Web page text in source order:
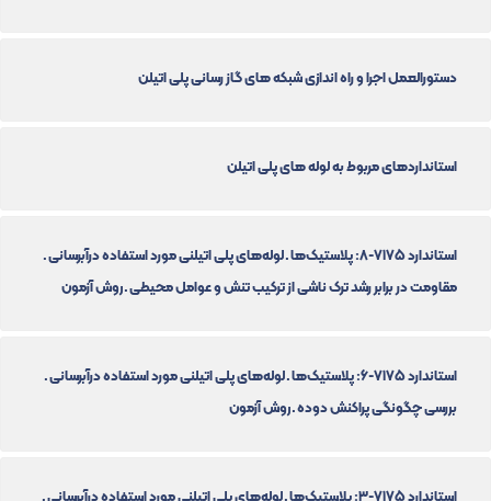
دستورالعمل اجرا و راه اندازی شبکه های گاز رسانی پلی اتیلن
استانداردهای مربوط به لوله های پلی اتیلن
استاندارد 7175-8: پلاستیک‌ها ـ لوله‌های پلی اتیلنی مورد استفاده درآبرسانی ـ
مقاومت در برابر رشد ترک ناشی از ترکیب تنش و عوامل محیطی ـ روش آزمون
استاندارد 7175-6: پلاستیک‌ها ـ لوله‌های پلی اتیلنی مورد استفاده درآبرسانی ـ
بررسی چگونگی پراکنش دوده ـ روش آزمون